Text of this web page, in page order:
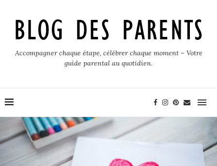
Accompagner chaque étape, célébrer chaque moment – Votre
guide parental au quotidien.